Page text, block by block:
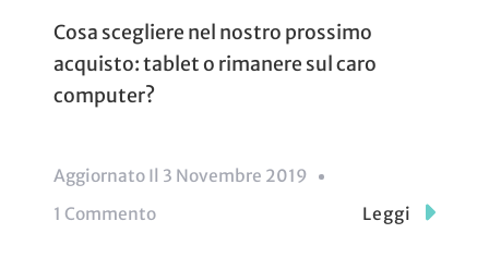
Cosa scegliere nel nostro prossimo
acquisto: tablet o rimanere sul caro
computer?
Aggiornato Il 3 Novembre 2019
1 CommentoSu
Leggi